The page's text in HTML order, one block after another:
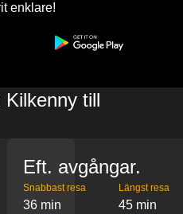
enklare!
till
Eft. avgångar.
Snabbast resa
36 min
Längst resa
45 min